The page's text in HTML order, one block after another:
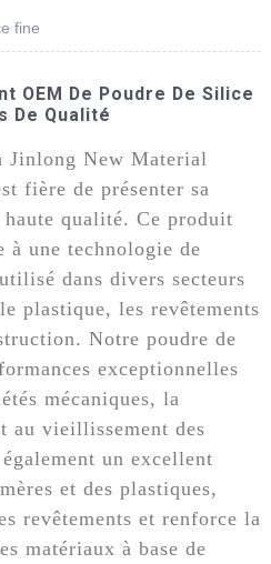
fine
OEM De Poudre De Silice
De Qualité
Jinlong New Material
fière de présenter sa
qualité. Ce produit
à une technologie de
dans divers secteurs
plastique, les revêtements
Notre poudre de
exceptionnelles
mécaniques, la
au vieillissement des
un excellent
et des plastiques,
revêtements et renforce la
matériaux à base de